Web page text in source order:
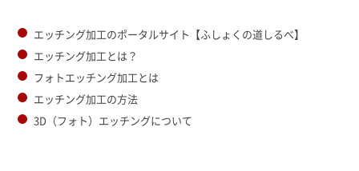
エッチング加工のポータルサイト【ふしょくの道しるべ】
エッチング加工とは？
フォトエッチング加工とは
エッチング加工の方法
3D（フォト）エッチングについて